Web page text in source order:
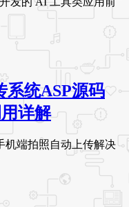
系统ASP源码
详解
机端拍照自动上传解决